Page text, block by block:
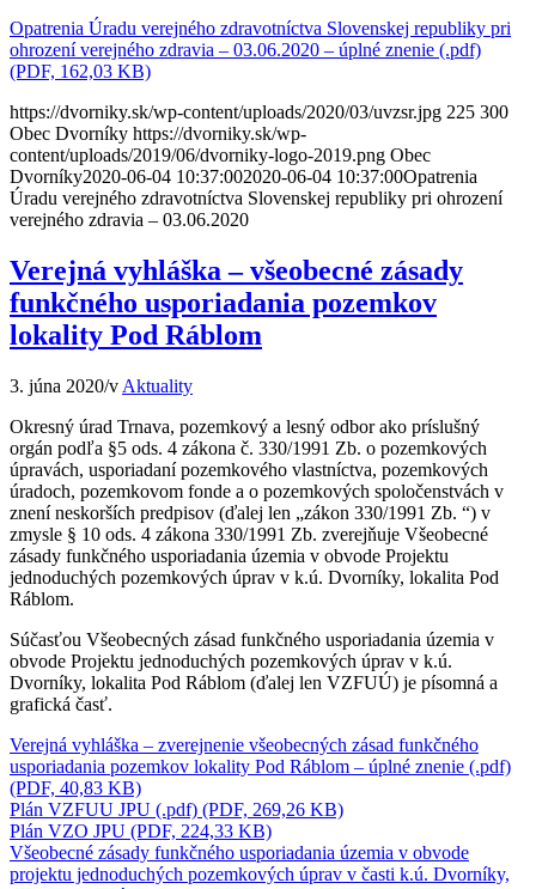
Opatrenia Úradu verejného zdravotníctva Slovenskej republiky pri
ohrození verejného zdravia – 03.06.2020 – úplné znenie (.pdf)
(PDF, 162,03 KB)
https://dvorniky.sk/wp-content/uploads/2020/03/uvzsr.jpg 225 300
Obec Dvorníky https://dvorniky.sk/wp-
content/uploads/2019/06/dvorniky-logo-2019.png Obec
Dvorníky2020-06-04 10:37:002020-06-04 10:37:00Opatrenia
Úradu verejného zdravotníctva Slovenskej republiky pri ohrození
verejného zdravia – 03.06.2020
Verejná vyhláška – všeobecné zásady
funkčného usporiadania pozemkov
lokality Pod Ráblom
3. júna 2020/v Aktuality
Okresný úrad Trnava, pozemkový a lesný odbor ako príslušný
orgán podľa §5 ods. 4 zákona č. 330/1991 Zb. o pozemkových
úpravách, usporiadaní pozemkového vlastníctva, pozemkových
úradoch, pozemkovom fonde a o pozemkových spoločenstvách v
znení neskorších predpisov (ďalej len „zákon 330/1991 Zb. “) v
zmysle § 10 ods. 4 zákona 330/1991 Zb. zverejňuje Všeobecné
zásady funkčného usporiadania územia v obvode Projektu
jednoduchých pozemkových úprav v k.ú. Dvorníky, lokalita Pod
Ráblom.
Súčasťou Všeobecných zásad funkčného usporiadania územia v
obvode Projektu jednoduchých pozemkových úprav v k.ú.
Dvorníky, lokalita Pod Ráblom (ďalej len VZFUÚ) je písomná a
grafická časť.
Verejná vyhláška – zverejnenie všeobecných zásad funkčného
usporiadania pozemkov lokality Pod Ráblom – úplné znenie (.pdf)
(PDF, 40,83 KB)
Plán VZFUU JPU (.pdf) (PDF, 269,26 KB)
Plán VZO JPU (PDF, 224,33 KB)
Všeobecné zásady funkčného usporiadania územia v obvode
projektu jednoduchých pozemkových úprav v časti k.ú. Dvorníky,